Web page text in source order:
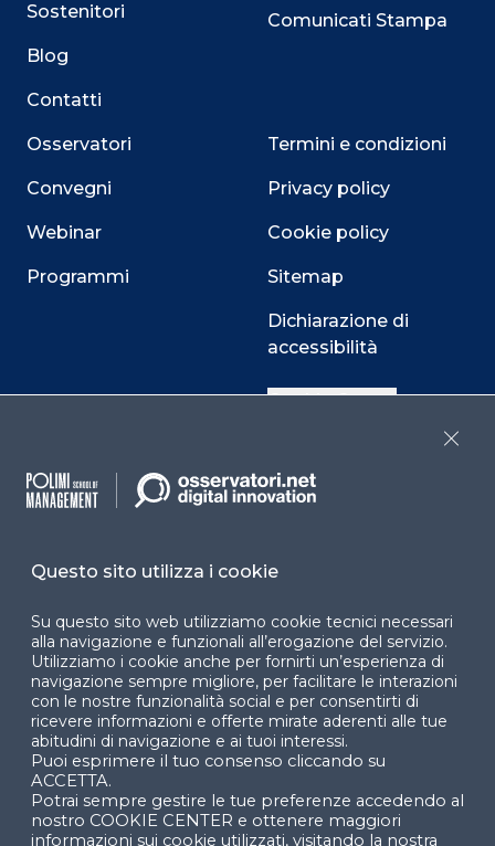
Sostenitori
Blog
Contatti
Osservatori
Convegni
Webinar
Programmi
Comunicati Stampa
Termini e condizioni
Privacy policy
Cookie policy
Sitemap
Dichiarazione di
accessibilità
Cookie Center
Facebook LinkedIn
© 2024 Copyright © Politecnico di Milano Dipartimento
di Ingegneria Gestionale
Questo sito utilizza i cookie
Su questo sito web utilizziamo cookie tecnici necessari
alla navigazione e funzionali all’erogazione del servizio.
Utilizziamo i cookie anche per fornirti un’esperienza di
navigazione sempre migliore, per facilitare le interazioni
con le nostre funzionalità social e per consentirti di
ricevere informazioni e offerte mirate aderenti alle tue
abitudini di navigazione e ai tuoi interessi.
Puoi esprimere il tuo consenso cliccando su
ACCETTA.
Potrai sempre gestire le tue preferenze accedendo al
nostro COOKIE CENTER e ottenere maggiori
informazioni sui cookie utilizzati, visitando la nostra